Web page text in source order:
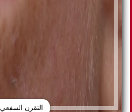
التقرن السفعي